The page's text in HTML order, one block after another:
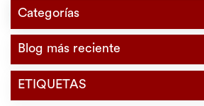
Categorías
Blog más reciente
ETIQUETAS